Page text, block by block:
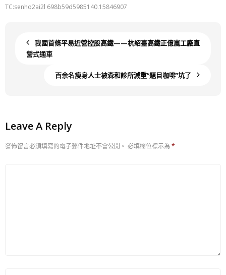
TC:senho2ai2l 698b59d5985140.15846907
我國首條平易近營控股高鐵——杭紹臺高鐵正億嵐工廠直
營式通車
百余名瘦身人士被森和診所減重“題目咖啡”坑了
Leave A Reply
發佈留言必須填寫的電子郵件地址不會公開。 必填欄位標示為 *